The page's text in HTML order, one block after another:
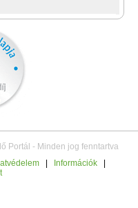
Portál - Minden jog fenntartva
Információk